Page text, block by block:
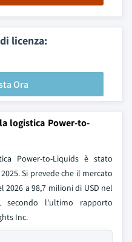
licenza:
Ora
logistica Power-to-
Power-to-Liquids è stato
Si prevede che il mercato
2026 a 98,7 milioni di USD nel
secondo l'ultimo rapporto
Inc.